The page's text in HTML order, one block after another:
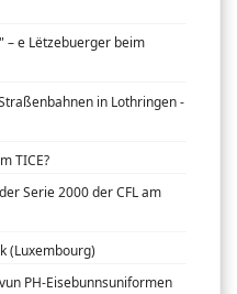
– e Lëtzebuerger beim
in Lothringen -
TICE?
Serie 2000 der CFL am
(Luxembourg)
PH-Eisebunnsuniformen